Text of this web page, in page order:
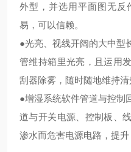
外型，并选用平面图无反
易，可以信赖。
●光亮、视线开阔的大中型
管维持箱里光亮，且运用
刮器除雾，随时随地维持清
●增湿系统软件管道与控制
道与开关电源、控制板、
渗水而危害电源电路，提升